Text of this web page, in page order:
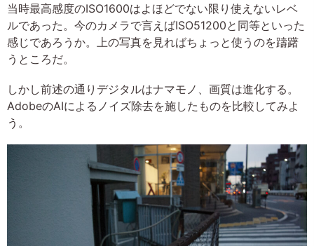
当時最高感度のISO1600はよほどでない限り使えないレベ
ルであった。今のカメラで言えばISO51200と同等といった
感じであろうか。上の写真を見ればちょっと使うのを躊躇
うところだ。
しかし前述の通りデジタルはナマモノ、画質は進化する。
AdobeのAIによるノイズ除去を施したものを比較してみよ
う。